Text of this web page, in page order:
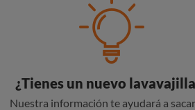
¿Tienes un nuevo
Nuestra información te ayudará a